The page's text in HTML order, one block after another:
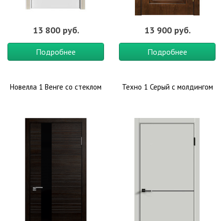
13 800 руб.
Подробнее
13 900 руб.
Подробнее
Новелла 1 Венге со стеклом Техно 1 Серый с молдингом